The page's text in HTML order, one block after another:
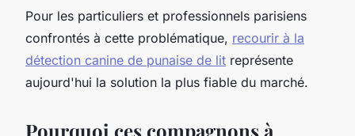
Pour les particuliers et professionnels parisiens
confrontés à cette problématique, recourir à la
détection canine de punaise de lit représente
aujourd'hui la solution la plus fiable du marché.
Pourquoi ces compagnons à